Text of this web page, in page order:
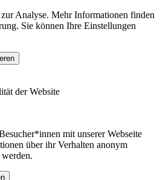
Analyse. Mehr Informationen finden
Sie können Ihre Einstellungen
der Website
mit unserer Webseite
über ihr Verhalten anonym
werden.